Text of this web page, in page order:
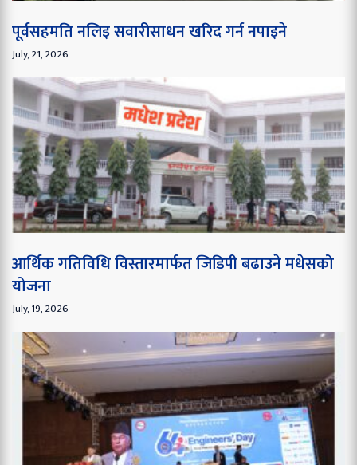
पूर्वसहमति नलिइ सवारीसाधन खरिद गर्न नपाइने
July, 21, 2026
आर्थिक गतिविधि विस्तारमार्फत जिडिपी बढाउने मधेसको
योजना
July, 19, 2026